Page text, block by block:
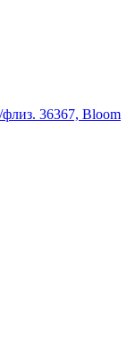
36367, Bloom